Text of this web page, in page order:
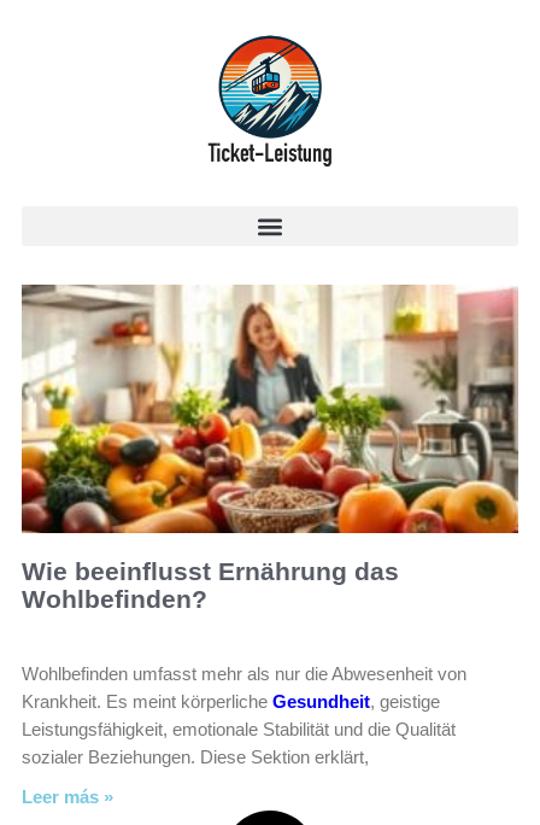
Wie beeinflusst Ernährung das
Wohlbefinden?
Wohlbefinden umfasst mehr als nur die Abwesenheit von
Krankheit. Es meint körperliche Gesundheit, geistige
Leistungsfähigkeit, emotionale Stabilität und die Qualität
sozialer Beziehungen. Diese Sektion erklärt,
Leer más »